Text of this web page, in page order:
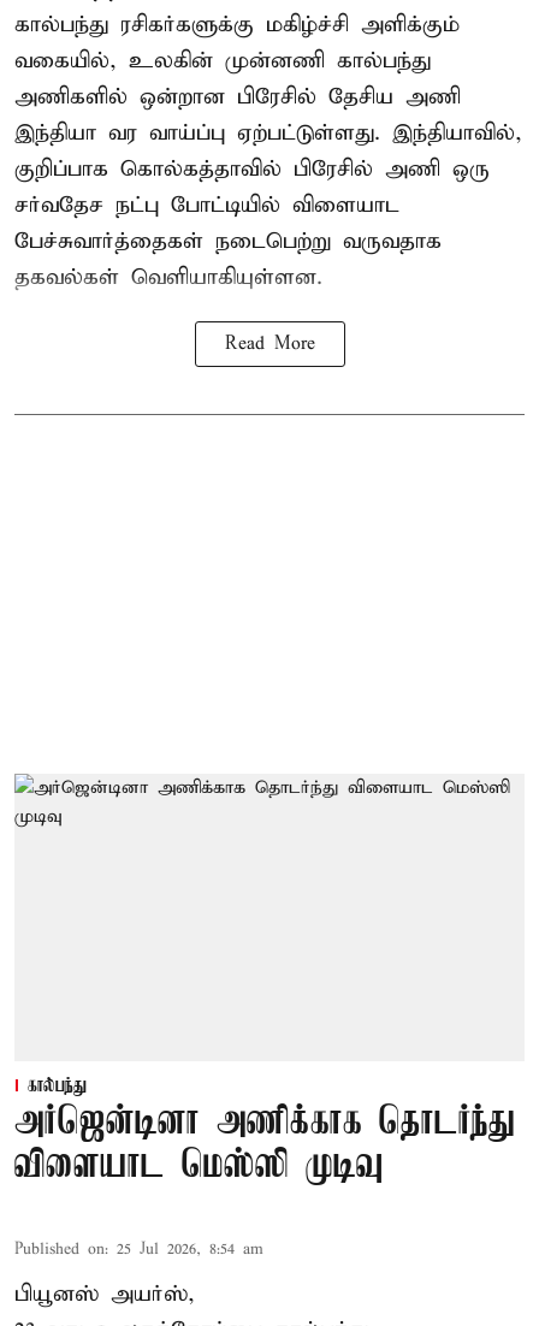
கால்பந்து ரசிகர்களுக்கு மகிழ்ச்சி அளிக்கும்
வகையில், உலகின் முன்னணி கால்பந்து
அணிகளில் ஒன்றான பிரேசில் தேசிய அணி
இந்தியா வர வாய்ப்பு ஏற்பட்டுள்ளது. இந்தியாவில்,
குறிப்பாக கொல்கத்தாவில் பிரேசில் அணி ஒரு
சர்வதேச நட்பு போட்டியில் விளையாட
பேச்சுவார்த்தைகள் நடைபெற்று வருவதாக
தகவல்கள் வெளியாகியுள்ளன.
Read More
கால்பந்து
அர்ஜென்டினா அணிக்காக தொடர்ந்து
விளையாட மெஸ்ஸி முடிவு
Published on: 25 Jul 2026, 8:54 am
பியூனஸ் அயர்ஸ்,